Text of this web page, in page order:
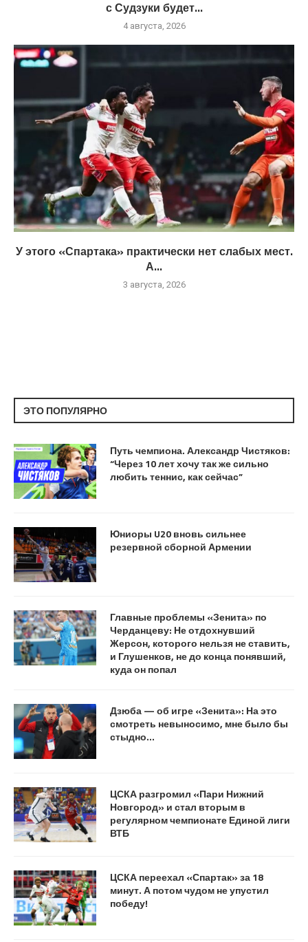
с Судзуки будет...
4 августа, 2026
У этого «Спартака» практически нет слабых мест.
А...
3 августа, 2026
ЭТО ПОПУЛЯРНО
Путь чемпиона. Александр Чистяков:
“Через 10 лет хочу так же сильно
любить теннис, как сейчас”
Юниоры U20 вновь сильнее
резервной сборной Армении
Главные проблемы «Зенита» по
Черданцеву: Не отдохнувший
Жерсон, которого нельзя не ставить,
и Глушенков, не до конца понявший,
куда он попал
Дзюба — об игре «Зенита»: На это
смотреть невыносимо, мне было бы
стыдно…
ЦСКА разгромил «Пари Нижний
Новгород» и стал вторым в
регулярном чемпионате Единой лиги
ВТБ
ЦСКА переехал «Спартак» за 18
минут. А потом чудом не упустил
победу!